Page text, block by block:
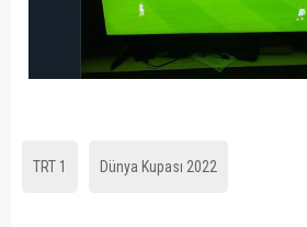
TRT 1 Dünya Kupası 2022